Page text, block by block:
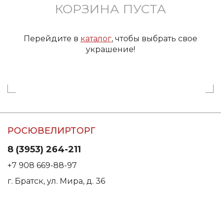
КОРЗИНА ПУСТА
Перейдите в каталог, чтобы выбрать свое
украшение!
РОСЮВЕЛИРТОРГ
8 (3953) 264-211
+7 908 669-88-97
г. Братск, ул. Мира, д. 36